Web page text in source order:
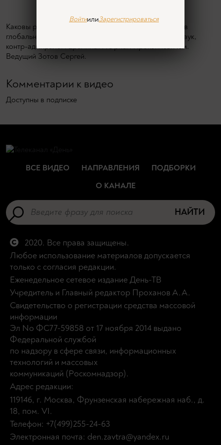
Каковы реальные интересы африканских государств в
глобальном мире? Говорим с кандидатом военных наук,
контр-адмиралом Ерёминым Юрием Прокопиевичем.
Ведущий Зотов Сергей.
Комментарии к видео
Доступны в подписке
ВСЕ ВИДЕО НАПРАВЛЕНИЯ
ПОДБОРКИ
О КАНАЛЕ
НАЙТИ
2020. Все права защищены.
Любое использование материалов допускается
только с согласия редакции.
Еженедельное сетевое издание День-ТВ
Учредитель и Главный редактор Проханов А.А.
Свидетельство о регистрации средства массовой
информации
Эл No ФС77-59858 от 17 ноября 2014 выдано
Федеральной службой
по надзору в сфере связи, информационных
технологий и массовых
коммуникаций (Роскомнадзор).
Адрес редакции:
119146, г. Москва, Фрунзенская набережная наб., д.
18, пом. VI.
Телефон: +7(499)255-24-63
Электронная почта: den.zavtra@yandex.ru
ВойтиилиЗарегистрироваться